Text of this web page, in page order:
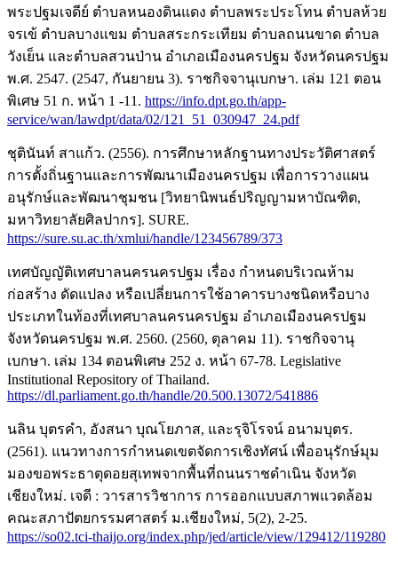
พระปฐมเจดีย์ ตำบลหนองดินแดง ตำบลพระประโทน ตำบลห้วย
จรเข้ ตำบลบางแขม ตำบลสระกระเทียม ตำบลถนนขาด ตำบล
วังเย็น และตำบลสวนป่าน อำเภอเมืองนครปฐม จังหวัดนครปฐม
พ.ศ. 2547. (2547, กันยายน 3). ราชกิจจานุเบกษา. เล่ม 121 ตอน
พิเศษ 51 ก. หน้า 1 -11. https://info.dpt.go.th/app-
service/wan/lawdpt/data/02/121_51_030947_24.pdf
ชุตินันท์ สาแก้ว. (2556). การศึกษาหลักฐานทางประวัติศาสตร์
การตั้งถิ่นฐานและการพัฒนาเมืองนครปฐม เพื่อการวางแผน
อนุรักษ์และพัฒนาชุมชน [วิทยานิพนธ์ปริญญามหาบัณฑิต,
มหาวิทยาลัยศิลปากร]. SURE.
https://sure.su.ac.th/xmlui/handle/123456789/373
เทศบัญญัติเทศบาลนครนครปฐม เรื่อง กำหนดบริเวณห้าม
ก่อสร้าง ดัดแปลง หรือเปลี่ยนการใช้อาคารบางชนิดหรือบาง
ประเภทในท้องที่เทศบาลนครนครปฐม อำเภอเมืองนครปฐม
จังหวัดนครปฐม พ.ศ. 2560. (2560, ตุลาคม 11). ราชกิจจานุ
เบกษา. เล่ม 134 ตอนพิเศษ 252 ง. หน้า 67-78. Legislative
Institutional Repository of Thailand.
https://dl.parliament.go.th/handle/20.500.13072/541886
นลิน บุตรคำ, อังสนา บุณโยภาส, และรุจิโรจน์ อนามบุตร.
(2561). แนวทางการกำหนดเขตจัดการเชิงทัศน์ เพื่ออนุรักษ์มุม
มองขอพระธาตุดอยสุเทพจากพื้นที่ถนนราชดำเนิน จังหวัด
เชียงใหม่. เจดี : วารสารวิชาการ การออกแบบสภาพแวดล้อม
คณะสภาปัตยกรรมศาสตร์ ม.เชียงใหม่, 5(2), 2-25.
https://so02.tci-thaijo.org/index.php/jed/article/view/129412/119280